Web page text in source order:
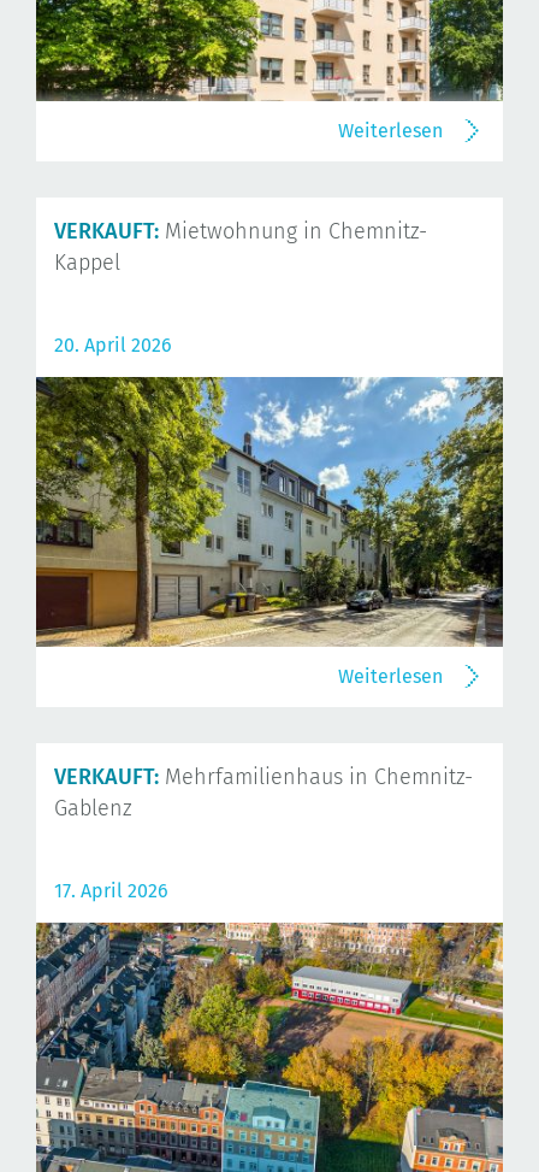
Weiterlesen
VERKAUFT: Mietwohnung in Chemnitz-
Kappel
20. April 2026
Weiterlesen
VERKAUFT: Mehrfamilienhaus in Chemnitz-
Gablenz
17. April 2026